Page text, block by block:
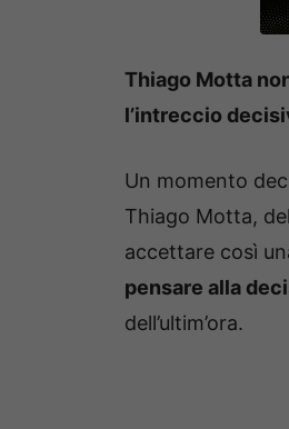
Thiago Motta
l’intreccio
Un momento
Thiago Motta,
accettare così
pensare alla
dell’ultim’ora.